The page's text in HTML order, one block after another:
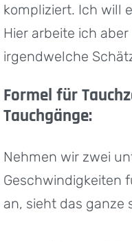
kompliziert. Ich will
Hier arbeite ich
irgendwelche
Formel für
Tauchgänge:
Nehmen wir zwei
Geschwindigkeiten
an, sieht das ganze